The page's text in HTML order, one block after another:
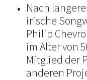
Nach
irische
Philip
im Alter von
Mitglied der
anderen